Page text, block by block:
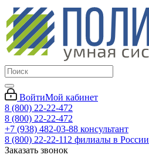
ВойтиМой кабинет
8 (800) 22-22-472
8 (800) 22-22-472
+7 (938) 482-03-88 консультант
8 (800) 22-22-112 филиалы в России
Заказать звонок